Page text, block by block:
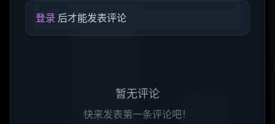
登录 后才能发表评论
暂无评论
快来发表第一条评论吧！